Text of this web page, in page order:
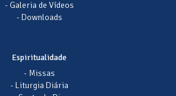
- Galeria de Vídeos
- Downloads
Espiritualidade
- Missas
- Liturgia Diária